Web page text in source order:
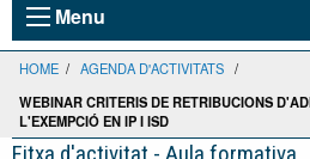
Menu
HOME / AGENDA D'ACTIVITATS /
WEBINAR CRITERIS DE RETRIBUCIONS
L'EXEMPCIÓ EN IP I ISD
Fitxa d'activitat - Aula formativa